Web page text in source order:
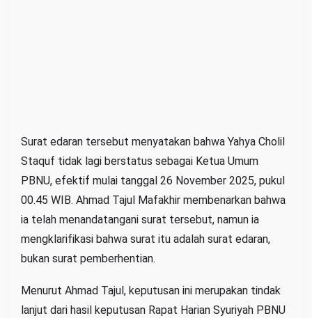
Surat edaran tersebut menyatakan bahwa Yahya Cholil
Staquf tidak lagi berstatus sebagai Ketua Umum
PBNU, efektif mulai tanggal 26 November 2025, pukul
00.45 WIB. Ahmad Tajul Mafakhir membenarkan bahwa
ia telah menandatangani surat tersebut, namun ia
mengklarifikasi bahwa surat itu adalah surat edaran,
bukan surat pemberhentian.
Menurut Ahmad Tajul, keputusan ini merupakan tindak
lanjut dari hasil keputusan Rapat Harian Syuriyah PBNU